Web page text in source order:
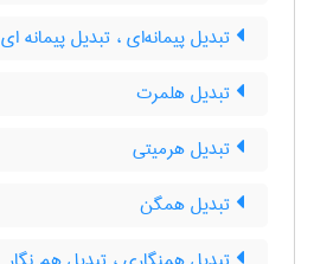
تبدیل پیمانه‌ای ، تبدیل پیمانه ای
تبدیل هلمرت
تبدیل هرمیتی
تبدیل همگن